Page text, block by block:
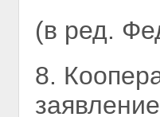
(в ред.
8.